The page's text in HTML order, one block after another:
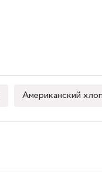
Американский